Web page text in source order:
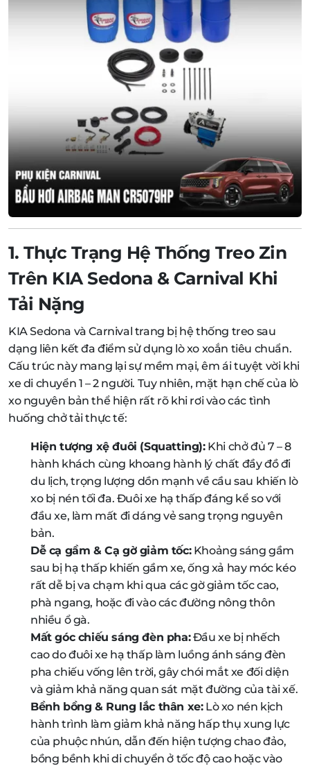
1. Thực Trạng Hệ Thống Treo Zin
Trên KIA Sedona & Carnival Khi
Tải Nặng
KIA Sedona và Carnival trang bị hệ thống treo sau
dạng liên kết đa điểm sử dụng lò xo xoắn tiêu chuẩn.
Cấu trúc này mang lại sự mềm mại, êm ái tuyệt vời khi
xe di chuyển 1 – 2 người. Tuy nhiên, mặt hạn chế của lò
xo nguyên bản thể hiện rất rõ khi rơi vào các tình
huống chở tải thực tế:
Hiện tượng xệ đuôi (Squatting):Khi chở đủ 7 – 8
hành khách cùng khoang hành lý chất đầy đồ đi
du lịch, trọng lượng dồn mạnh về cầu sau khiến lò
xo bị nén tối đa. Đuôi xe hạ thấp đáng kể so với
đầu xe, làm mất đi dáng vẻ sang trọng nguyên
bản.
Dễ cạ gầm & Cạ gờ giảm tốc:Khoảng sáng gầm
sau bị hạ thấp khiến gầm xe, ống xả hay móc kéo
rất dễ bị va chạm khi qua các gờ giảm tốc cao,
phà ngang, hoặc đi vào các đường nông thôn
nhiều ổ gà.
Mất góc chiếu sáng đèn pha:Đầu xe bị nhếch
cao do đuôi xe hạ thấp làm luồng ánh sáng đèn
pha chiếu vống lên trời, gây chói mắt xe đối diện
và giảm khả năng quan sát mặt đường của tài xế.
Bềnh bồng & Rung lắc thân xe:Lò xo nén kịch
hành trình làm giảm khả năng hấp thụ xung lực
của phuộc nhún, dẫn đến hiện tượng chao đảo,
bồng bềnh khi di chuyển ở tốc độ cao hoặc vào